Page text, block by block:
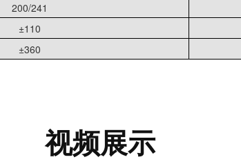
200/241
±110
±360
视频展示